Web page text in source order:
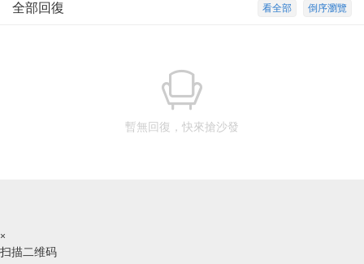
倒序瀏覽
看全部
全部回復
暫無回復，快來搶沙發
×
扫描二维码